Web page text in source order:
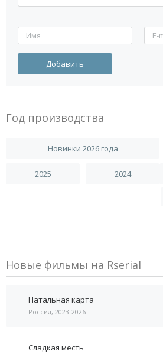
Год производства
Новинки 2026 года
2025 2024
Новые фильмы на Rserial
Натальная карта
Россия, 2023-2026
Сладкая месть